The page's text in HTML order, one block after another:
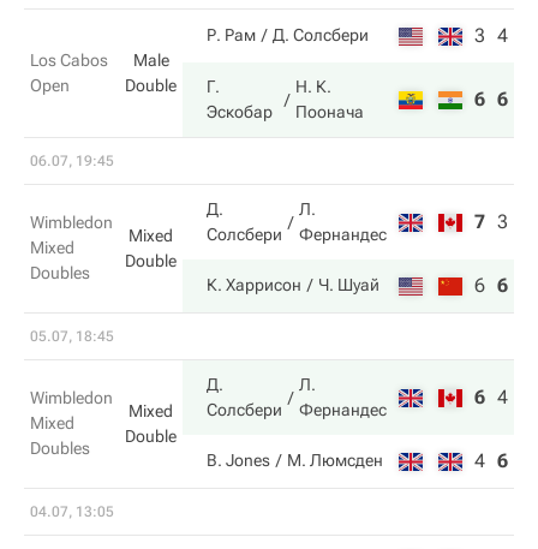
Los Cabos
Open
Male
Double
Р. Рам Д. Солсбери 3 4
Г.
Эскобар
Н. К.
Поонача
6 6
06.07, 19:45
Wimbledon
Mixed
Doubles
Mixed
Double
Д.
Солсбери
Л.
Фернандес
7 3
К. Харрисон Ч. Шуай 6 6
05.07, 18:45
Wimbledon
Mixed
Doubles
Mixed
Double
Д.
Солсбери
Л.
Фернандес
6 4
B. Jones М. Люмсден 4 6
04.07, 13:05